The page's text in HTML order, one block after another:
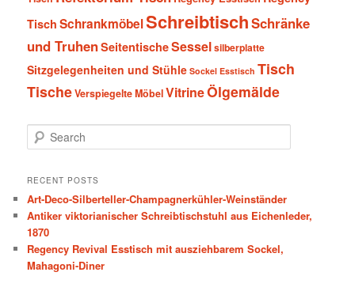
Tisch SchrankmöbelSchreibtischSchränke
und TruhenSeitentischeSesselsilberplatte
Sitzgelegenheiten und Stühle Sockel Esstisch Tisch
TischeVerspiegelte MöbelVitrineÖlgemälde
e
r
h
RECENT POSTS
Art-Deco-Silberteller-Champagnerkühler-Weinständer
Antiker viktorianischer Schreibtischstuhl aus Eichenleder,
1870
Regency Revival Esstisch mit ausziehbarem Sockel,
Mahagoni-Diner